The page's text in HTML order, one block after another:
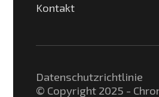
Kontakt
© Copyright 2025 -
Datenschutzrichtlinie